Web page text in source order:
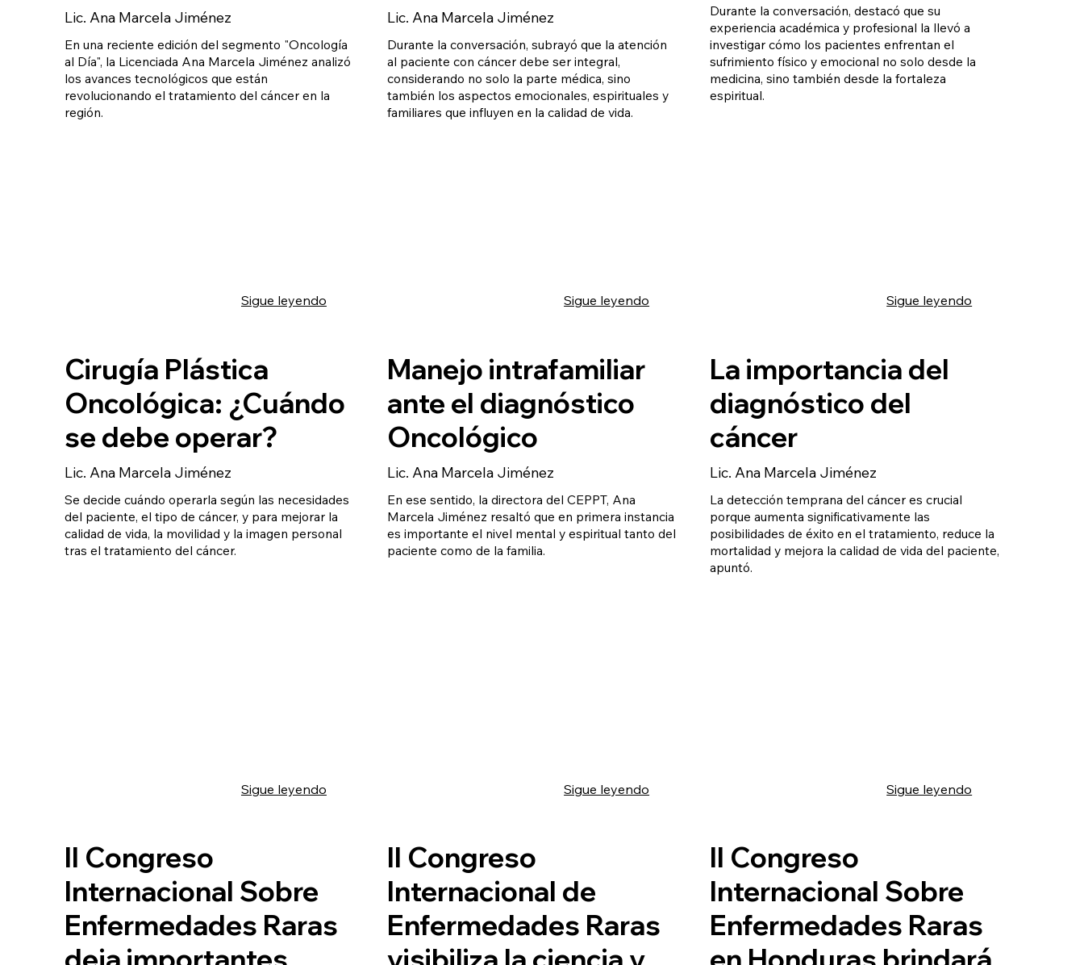
Lic. Ana Marcela Jiménez
En una reciente edición del segmento "Oncología
al Día", la Licenciada Ana Marcela Jiménez analizó
los avances tecnológicos que están
revolucionando el tratamiento del cáncer en la
región.
Sigue leyendo
Lic. Ana Marcela Jiménez
Durante la conversación, subrayó que la atención
al paciente con cáncer debe ser integral,
considerando no solo la parte médica, sino
también los aspectos emocionales, espirituales y
familiares que influyen en la calidad de vida.
Sigue leyendo
Durante la conversación, destacó que su
experiencia académica y profesional la llevó a
investigar cómo los pacientes enfrentan el
sufrimiento físico y emocional no solo desde la
medicina, sino también desde la fortaleza
espiritual.
Sigue leyendo
Cirugía Plástica
Oncológica: ¿Cuándo
se debe operar?
Lic. Ana Marcela Jiménez
Se decide cuándo operarla según las necesidades
del paciente, el tipo de cáncer, y para mejorar la
calidad de vida, la movilidad y la imagen personal
tras el tratamiento del cáncer.
Sigue leyendo
Manejo intrafamiliar
ante el diagnóstico
Oncológico
Lic. Ana Marcela Jiménez
En ese sentido, la directora del CEPPT, Ana
Marcela Jiménez resaltó que en primera instancia
es importante el nivel mental y espiritual tanto del
paciente como de la familia.
Sigue leyendo
La importancia del
diagnóstico del
cáncer
Lic. Ana Marcela Jiménez
La detección temprana del cáncer es crucial
porque aumenta significativamente las
posibilidades de éxito en el tratamiento, reduce la
mortalidad y mejora la calidad de vida del paciente,
apuntó.
Sigue leyendo
II Congreso
Internacional Sobre
Enfermedades Raras
II Congreso
Internacional de
Enfermedades Raras
II Congreso
Internacional Sobre
Enfermedades Raras